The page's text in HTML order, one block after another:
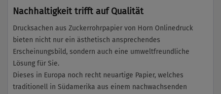
Nachhaltigkeit trifft auf Qualität
Drucksachen aus Zuckerrohrpapier von Horn Onlinedruck
bieten nicht nur ein ästhetisch ansprechendes
Erscheinungsbild, sondern auch eine umweltfreundliche
Lösung für Sie.
Dieses in Europa noch recht neuartige Papier, welches
traditionell in Südamerika aus einem nachwachsenden